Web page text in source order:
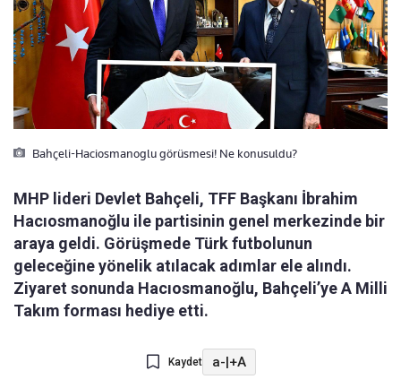
Bahçeli-Haciosmanoglu görüsmesi! Ne konusuldu?
MHP lideri Devlet Bahçeli, TFF Başkanı İbrahim
Hacıosmanoğlu ile partisinin genel merkezinde bir
araya geldi. Görüşmede Türk futbolunun
geleceğine yönelik atılacak adımlar ele alındı.
Ziyaret sonunda Hacıosmanoğlu, Bahçeli’ye A Milli
Takım forması hediye etti.
Kaydet a-|+A